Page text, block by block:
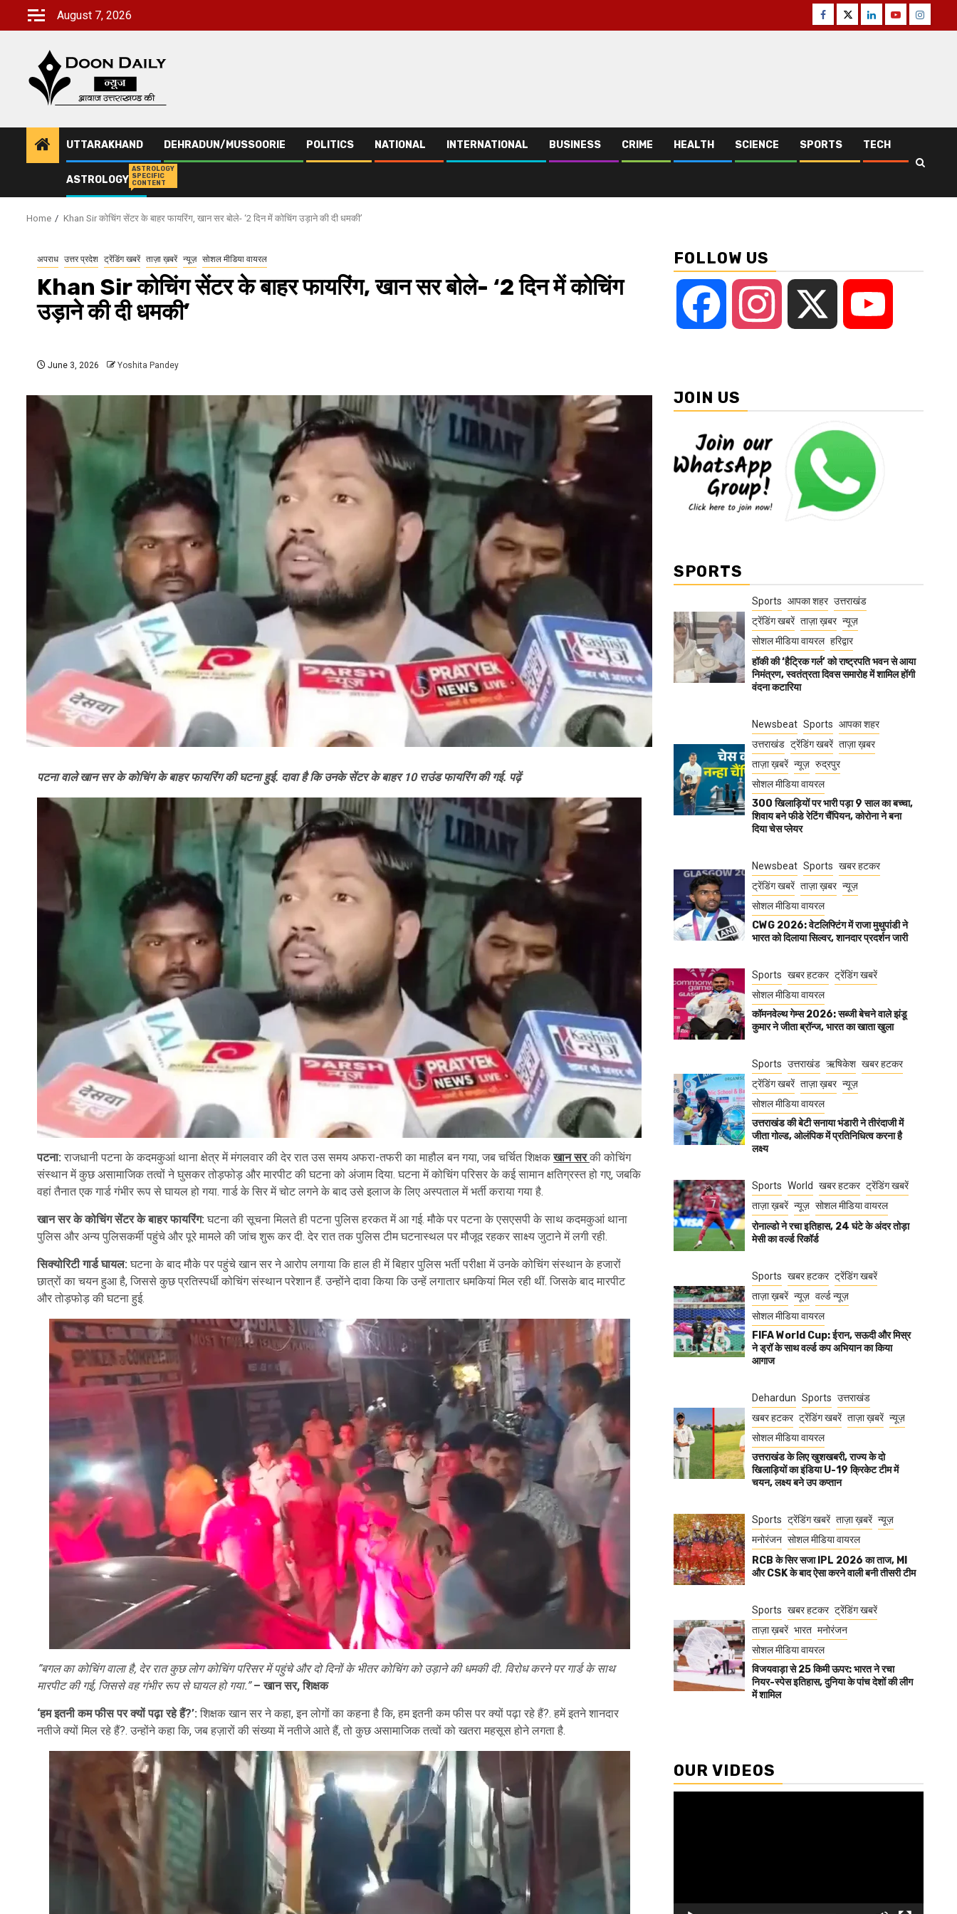
August 7, 2026 Facebook
TwitterLinkedinYoutube
UTTARAKHAND DEHRADUN/MUSSOORIE POLITICS NATIONAL INTERNATIONAL BUSINESS CRIME HEALTH SCIENCE SPORTS TECH
ASTROLOGY
ASTROLOGY
SPECIFIC
CONTENT
Home Khan Sir कोचिंग सेंटर के बाहर फायरिंग, खान सर बोले- ‘2 दिन में कोचिंग उड़ाने की दी धमकी’
अपराध उत्तर प्रदेश ट्रेंडिंग खबरें ताज़ा ख़बरें न्यूज़ सोशल मीडिया वायरल
Khan Sir कोचिंग सेंटर के बाहर फायरिंग, खान सर बोले- ‘2 दिन में कोचिंग
उड़ाने की दी धमकी’
June 3, 2026 Yoshita Pandey
पटना वाले खान सर के कोचिंग के बाहर फायरिंग की घटना हुई. दावा है कि उनके सेंटर के बाहर 10 राउंड फायरिंग की गई. पढ़ें
पटना: राजधानी पटना के कदमकुआं थाना क्षेत्र में मंगलवार की देर रात उस समय अफरा-तफरी का माहौल बन गया, जब चर्चित शिक्षकखान सरकी कोचिंग
संस्थान में कुछ असामाजिक तत्वों ने घुसकर तोड़फोड़ और मारपीट की घटना को अंजाम दिया. घटना में कोचिंग परिसर के कई सामान क्षतिग्रस्त हो गए, जबकि
वहां तैनात एक गार्ड गंभीर रूप से घायल हो गया. गार्ड के सिर में चोट लगने के बाद उसे इलाज के लिए अस्पताल में भर्ती कराया गया है.
खान सर के कोचिंग सेंटर के बाहर फायरिंग: घटना की सूचना मिलते ही पटना पुलिस हरकत में आ गई. मौके पर पटना के एसएसपी के साथ कदमकुआं थाना
पुलिस और अन्य पुलिसकर्मी पहुंचे और पूरे मामले की जांच शुरू कर दी. देर रात तक पुलिस टीम घटनास्थल पर मौजूद रहकर साक्ष्य जुटाने में लगी रही.
सिक्योरिटी गार्ड घायल: घटना के बाद मौके पर पहुंचे खान सर ने आरोप लगाया कि हाल ही में बिहार पुलिस भर्ती परीक्षा में उनके कोचिंग संस्थान के हजारों
छात्रों का चयन हुआ है, जिससे कुछ प्रतिस्पर्धी कोचिंग संस्थान परेशान हैं. उन्होंने दावा किया कि उन्हें लगातार धमकियां मिल रही थीं. जिसके बाद मारपीट
और तोड़फोड़ की घटना हुई.
”बगल का कोचिंग वाला है, देर रात कुछ लोग कोचिंग परिसर में पहुंचे और दो दिनों के भीतर कोचिंग को उड़ाने की धमकी दी. विरोध करने पर गार्ड के साथ
मारपीट की गई, जिससे वह गंभीर रूप से घायल हो गया.” – खान सर, शिक्षक
‘हम इतनी कम फीस पर क्यों पढ़ा रहे हैं?’: शिक्षक खान सर ने कहा, इन लोगों का कहना है कि, हम इतनी कम फीस पर क्यों पढ़ा रहे हैं?. हमें इतने शानदार
नतीजे क्यों मिल रहे हैं?. उन्होंने कहा कि, जब हज़ारों की संख्या में नतीजे आते हैं, तो कुछ असामाजिक तत्वों को खतरा महसूस होने लगता है.
FOLLOW US
Facebook Instagram
JOIN US
SPORTS
Sports आपका शहर उत्तराखंड
ट्रेंडिंग खबरें ताज़ा ख़बर न्यूज़
सोशल मीडिया वायरल हरिद्वार
हॉकी की ‘हैट्रिक गर्ल’ को राष्ट्रपति भवन से आया
निमंत्रण, स्वतंत्रता दिवस समारोह में शामिल होंगी
वंदना कटारिया
Newsbeat Sports आपका शहर
उत्तराखंड ट्रेंडिंग खबरें ताज़ा ख़बर
ताज़ा ख़बरें न्यूज़ रुद्रपुर
सोशल मीडिया वायरल
300 खिलाड़ियों पर भारी पड़ा 9 साल का बच्चा,
शिवाय बने फीडे रेटिंग चैंपियन, कोरोना ने बना
दिया चेस प्लेयर
Newsbeat Sports खबर हटकर
ट्रेंडिंग खबरें ताज़ा ख़बर न्यूज़
सोशल मीडिया वायरल
CWG 2026: वेटलिफ्टिंग में राजा मुथुपांडी ने
भारत को दिलाया सिल्वर, शानदार प्रदर्शन जारी
Sports खबर हटकर ट्रेंडिंग खबरें
सोशल मीडिया वायरल
कॉमनवेल्थ गेम्स 2026: सब्जी बेचने वाले झंडू
कुमार ने जीता ब्रॉन्ज, भारत का खाता खुला
Sports उत्तराखंड ऋषिकेश खबर हटकर
ट्रेंडिंग खबरें ताज़ा ख़बर न्यूज़
सोशल मीडिया वायरल
उत्तराखंड की बेटी सनाया भंडारी ने तीरंदाजी में
जीता गोल्ड, ओलंपिक में प्रतिनिधित्व करना है
लक्ष्य
Sports World खबर हटकर ट्रेंडिंग खबरें
ताज़ा ख़बरें न्यूज़ सोशल मीडिया वायरल
रोनाल्डो ने रचा इतिहास, 24 घंटे के अंदर तोड़ा
मेसी का वर्ल्ड रिकॉर्ड
Sports खबर हटकर ट्रेंडिंग खबरें
ताज़ा ख़बरें न्यूज़ वर्ल्ड न्यूज़
सोशल मीडिया वायरल
FIFA World Cup: ईरान, सऊदी और मिस्र
ने ड्रॉ के साथ वर्ल्ड कप अभियान का किया
आगाज
Dehardun Sports उत्तराखंड
खबर हटकर ट्रेंडिंग खबरें ताज़ा ख़बरें न्यूज़
सोशल मीडिया वायरल
उत्तराखंड के लिए खुशखबरी, राज्य के दो
खिलाड़ियों का इंडिया U-19 क्रिकेट टीम में
चयन, लक्ष्य बने उप कप्तान
Sports ट्रेंडिंग खबरें ताज़ा ख़बरें न्यूज़
मनोरंजन सोशल मीडिया वायरल
RCB के सिर सजा IPL 2026 का ताज, MI
और CSK के बाद ऐसा करने वाली बनी तीसरी टीम
Sports खबर हटकर ट्रेंडिंग खबरें
ताज़ा ख़बरें भारत मनोरंजन
सोशल मीडिया वायरल
विजयवाड़ा से 25 किमी ऊपर: भारत ने रचा
नियर-स्पेस इतिहास, दुनिया के पांच देशों की लीग
में शामिल
OUR VIDEOS